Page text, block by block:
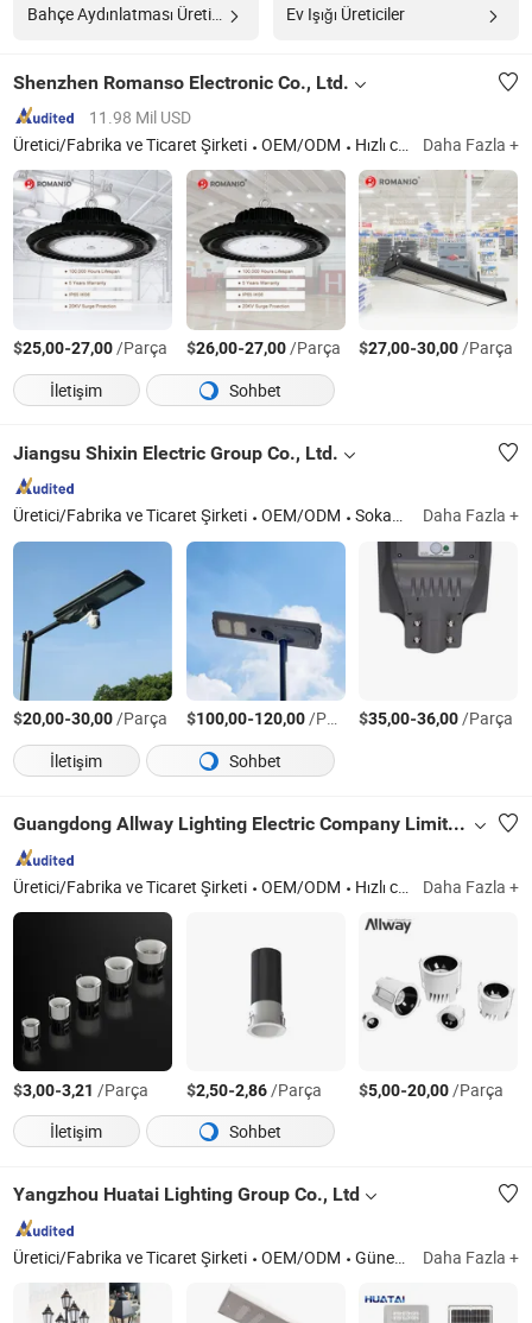
Bahçe Aydınlatması Üreticiler Ev Işığı Üreticiler
Shenzhen Romanso Electronic Co., Ltd.
11.98 Mil USD
Üretici/Fabrika ve Ticaret Şirketi
OEM/ODM Hızlı cevap Daha Fazla +
$25,00-27,00/Parça $26,00-27,00/Parça $27,00-30,00/Parça
İletişim
Sohbet
Jiangsu Shixin Electric Group Co., Ltd.
Üretici/Fabrika ve Ticaret Şirketi OEM/ODM Sokak Lambası, Direk Daha Fazla +
$20,00-30,00/Parça $100,00-120,00/Parça $35,00-36,00/Parça
İletişim
Sohbet
Guangdong Allway Lighting Electric Company Limited
Üretici/Fabrika ve Ticaret Şirketi OEM/ODM Hızlı cevap Daha Fazla +
$3,00-3,21 /Parça $2,50-2,86/Parça $5,00-20,00/Parça
İletişim
Sohbet
Yangzhou Huatai Lighting Group Co., Ltd
Üretici/Fabrika ve Ticaret Şirketi OEM/ODM Güneş Enerjili Sokak Lambası Direği, Yüksek Direk Aydınlatma Direkleri, CCTV Yol İzleme Lambası, Güneş Sistemi, Led Lambalar Daha Fazla +